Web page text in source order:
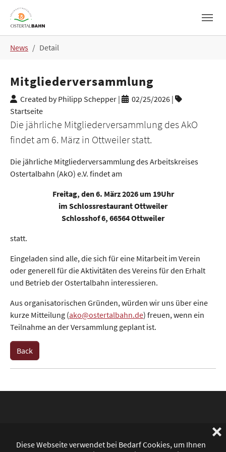
Diese Webseite verwendet bei Bedarf Cookies, um Ihnen
❌
Skip to main navigation
Skip to main content
Skip to page footer
News Detail
Mitgliederversammlung
Created by Philipp Schepper | 02/25/2026 |
Startseite
Die jährliche Mitgliederversammlung des AkO
findet am 6. März in Ottweiler statt.
Die jährliche Mitgliederversammlung des Arbeitskreises
Ostertalbahn (AkO) e.V. findet am
Freitag, den 6. März 2026 um 19Uhr
im Schlossrestaurant Ottweiler
Schlosshof 6, 66564 Ottweiler
statt.
Eingeladen sind alle, die sich für eine Mitarbeit im Verein
oder generell für die Aktivitäten des Vereins für den Erhalt
und Betrieb der Ostertalbahn interessieren.
Aus organisatorischen Gründen, würden wir uns über eine
kurze Mitteilung (ako@ostertalbahn.de) freuen, wenn ein
Teilnahme an der Versammlung geplant ist.
Back
Data Protection